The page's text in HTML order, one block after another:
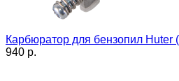
Карбюратор для бензопил Huter
940 p.